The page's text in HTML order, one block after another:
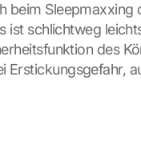
beim Sleepmaxxing
ist schlichtweg
des
Erstickungsgefahr,